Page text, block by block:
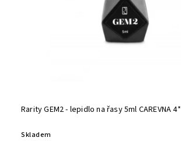
Rarity GEM2 - lepidlo na řasy 5ml CAREVNA 4*
Skladem